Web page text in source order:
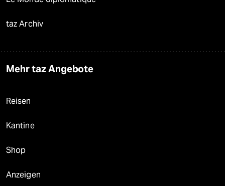
taz Archiv
Mehr taz Angebote
Reisen
Kantine
Shop
Anzeigen